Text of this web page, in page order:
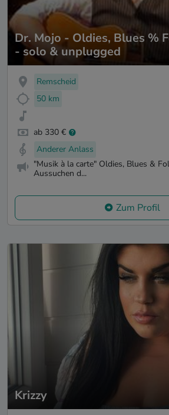
Dr. Mojo - Oldies, Blues %
- solo & unplugged
Remscheid
50 km
ab 330 €
Anderer Anlass
"Musik à la carte" Oldies, Blues &
Aussuchen d...
Zum Profil
Krizzy